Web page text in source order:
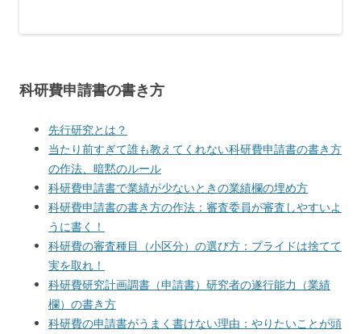
科研費申請書の書き方
先行研究とは？
当たり前すぎて誰も教えてくれない科研費申請書の書き方
の作法、暗黙のルール
科研費申請書で業績が少ないときの業績欄の埋め方
科研費申請書の書き方の作法：審査委員が審査しやすいよ
うに書く！
科研費の審査種目（小区分）の選び方：プライドは捨てて
実を取れ！
科研費研究計画調書（申請書）研究者の遂行能力（業績
欄）の書き方
科研費の申請書がうまく書けない理由：やりたいことが頭